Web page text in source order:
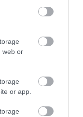
web or
or app.